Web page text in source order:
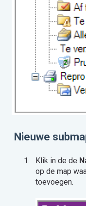
Nieuwe
Klik in de de
op de map
toevoegen.